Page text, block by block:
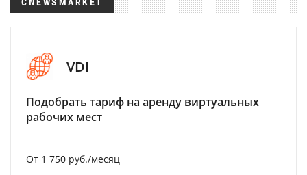
VDI
Подобрать тариф на аренду виртуальных
рабочих мест
От 1 750 руб./месяц